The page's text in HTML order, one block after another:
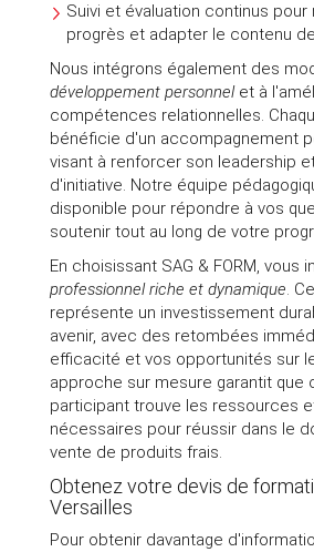
Suivi et évaluation continus pour
progrès et adapter le contenu
Nous intégrons également des
développement personnelet à
compétences relationnelles.
bénéficie d'un accompagnement
visant à renforcer son leadership
d'initiative. Notre équipe
disponible pour répondre à vos
soutenir tout au long de votre
En choisissant SAG & FORM, vous
professionnel riche et dynamique.
représente un investissement
avenir, avec des retombées
efficacité et vos opportunités sur
approche sur mesure garantit que
participant trouve les ressources
nécessaires pour réussir dans le
vente de produits frais.
Obtenez votre devis de
Versailles
Pour obtenir davantage